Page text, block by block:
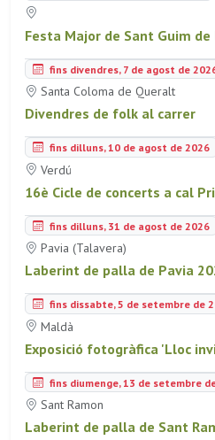
Festa Major de Sant Guim
fins divendres, 7 de agost de
Santa Coloma de Queralt
Divendres de folk al carrer
fins dilluns, 10 de agost de 2026
Verdú
16è Cicle de concerts a cal
fins dilluns, 31 de agost de 2026
Pavia (Talavera)
Laberint de palla de Pavia
fins dissabte, 5 de setembre de
Maldà
Exposició fotogràfica 'Lloc
fins diumenge, 13 de setembre
Sant Ramon
Laberint de palla de Sant